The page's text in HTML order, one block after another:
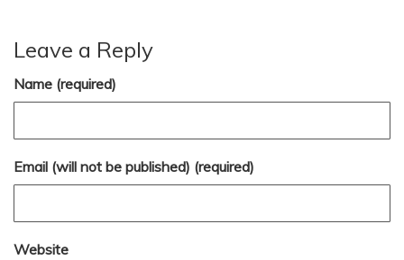
Leave a Reply
Name (required)
Email (will not be published) (required)
Website